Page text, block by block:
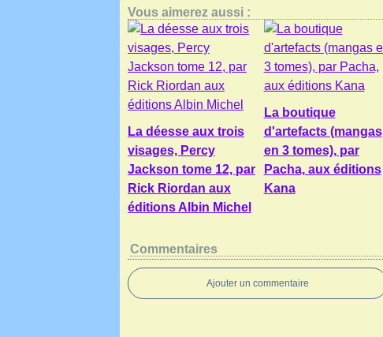
Vous aimerez aussi :
La déesse aux trois
visages, Percy
Jackson tome 12, par
Rick Riordan aux
éditions Albin Michel
La boutique
d'artefacts (mangas
en 3 tomes), par
Pacha, aux éditions
Kana
Commentaires
Ajouter un commentaire